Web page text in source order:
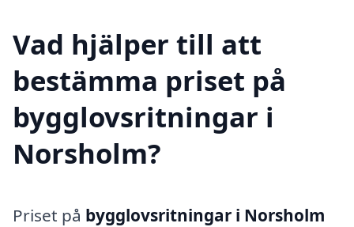
Vad hjälper till att
bestämma priset på
bygglovsritningar i
Norsholm?
Priset på bygglovsritningar i Norsholm